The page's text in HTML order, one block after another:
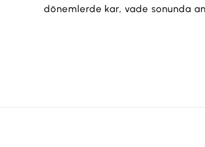
dönemlerde kar, vade sonunda